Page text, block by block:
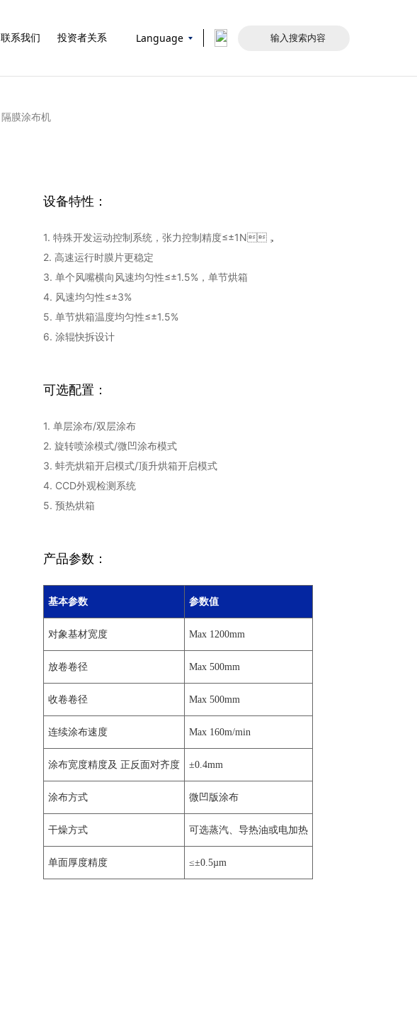
联系我们 投资者关系 Language
隔膜涂布机
设备特性：
1. 特殊开发运动控制系统，张力控制精度≤±1N，
2. 高速运行时膜片更稳定
3. 单个风嘴横向风速均匀性≤±1.5%，单节烘箱
4. 风速均匀性≤±3%
5. 单节烘箱温度均匀性≤±1.5%
6. 涂辊快拆设计
可选配置：
1. 单层涂布/双层涂布
2. 旋转喷涂模式/微凹涂布模式
3. 蚌壳烘箱开启模式/顶升烘箱开启模式
4. CCD外观检测系统
5. 预热烘箱
产品参数：
基本参数 参数值
对象基材宽度 Max 1200mm
放卷卷径 Max 500mm
收卷卷径 Max 500mm
连续涂布速度 Max 160m/min
涂布宽度精度及 正反面对齐度 ±0.4mm
涂布方式 微凹版涂布
干燥方式 可选蒸汽、导热油或电加热
单面厚度精度 ≤±0.5µm